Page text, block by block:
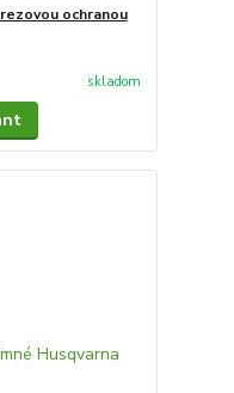
ochranou
skladom